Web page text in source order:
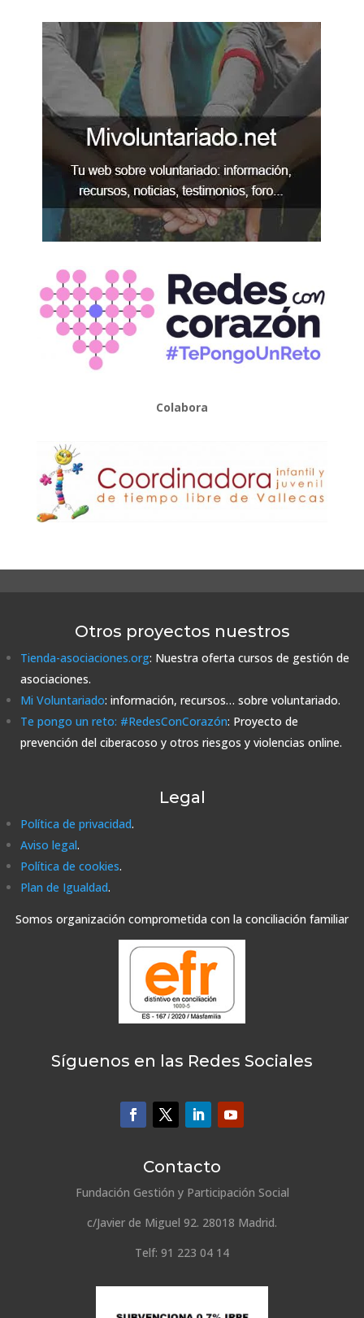
Colabora
Otros proyectos nuestros
Tienda-asociaciones.org: Nuestra oferta cursos de gestión de
asociaciones.
Mi Voluntariado: información, recursos… sobre voluntariado.
Te pongo un reto: #RedesConCorazón: Proyecto de
prevención del ciberacoso y otros riesgos y violencias online.
Legal
Política de privacidad.
Aviso legal.
Política de cookies.
Plan de Igualdad.
Somos organización comprometida con la conciliación familiar
Síguenos en las Redes Sociales
Contacto
Fundación Gestión y Participación Social
c/Javier de Miguel 92. 28018 Madrid.
Telf: 91 223 04 14